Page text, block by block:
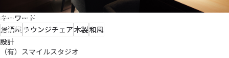
飲食・商業施設
福寿堂 功
キーワード
居酒屋 ラウンジチェア木製和風
設計
（有）スマイルスタジオ